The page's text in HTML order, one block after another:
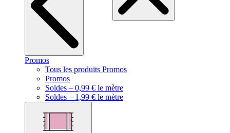
Promos
Tous les produits Promos
Promos
Soldes – 0,99 € le mètre
Soldes – 1,99 € le mètre